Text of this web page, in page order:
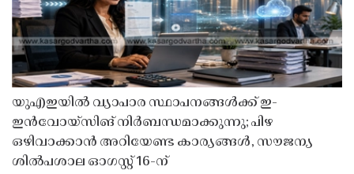
യുഎഇയിൽ വ്യാപാര സ്ഥാപനങ്ങൾക്ക് ഇ-
ഇൻവോയ്സിങ് നിർബന്ധമാക്കുന്നു; പിഴ
ഒഴിവാക്കാൻ അറിയേണ്ട കാര്യങ്ങൾ, സൗജന്യ
ശിൽപശാല ഓഗസ്റ്റ് 16-ന്